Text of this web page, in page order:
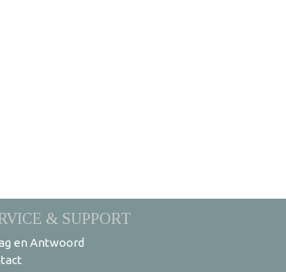
& SUPPORT
en Antwoord